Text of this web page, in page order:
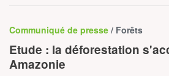
Communiqué de presse / Forêts
Etude : la déforestation
Amazonie